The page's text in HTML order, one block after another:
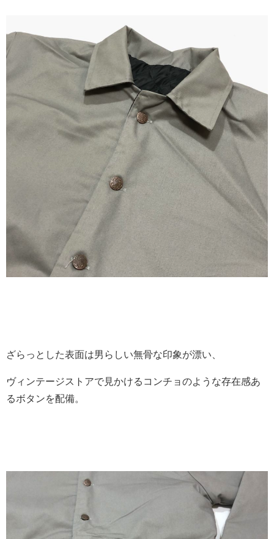
ざらっとした表面は男らしい無骨な印象が漂い、
ヴィンテージストアで見かけるコンチョのような存在感あ
るボタンを配備。